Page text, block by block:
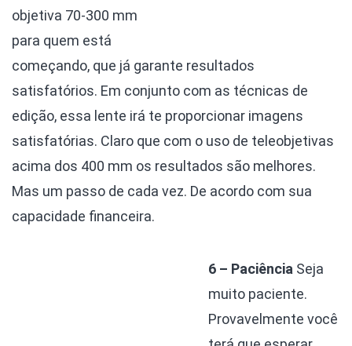
objetiva 70-300 mm
para quem está
começando, que já garante resultados
satisfatórios. Em conjunto com as técnicas de
edição, essa lente irá te proporcionar imagens
satisfatórias. Claro que com o uso de teleobjetivas
acima dos 400 mm os resultados são melhores.
Mas um passo de cada vez. De acordo com sua
capacidade financeira.
6 – Paciência Seja
muito paciente.
Provavelmente você